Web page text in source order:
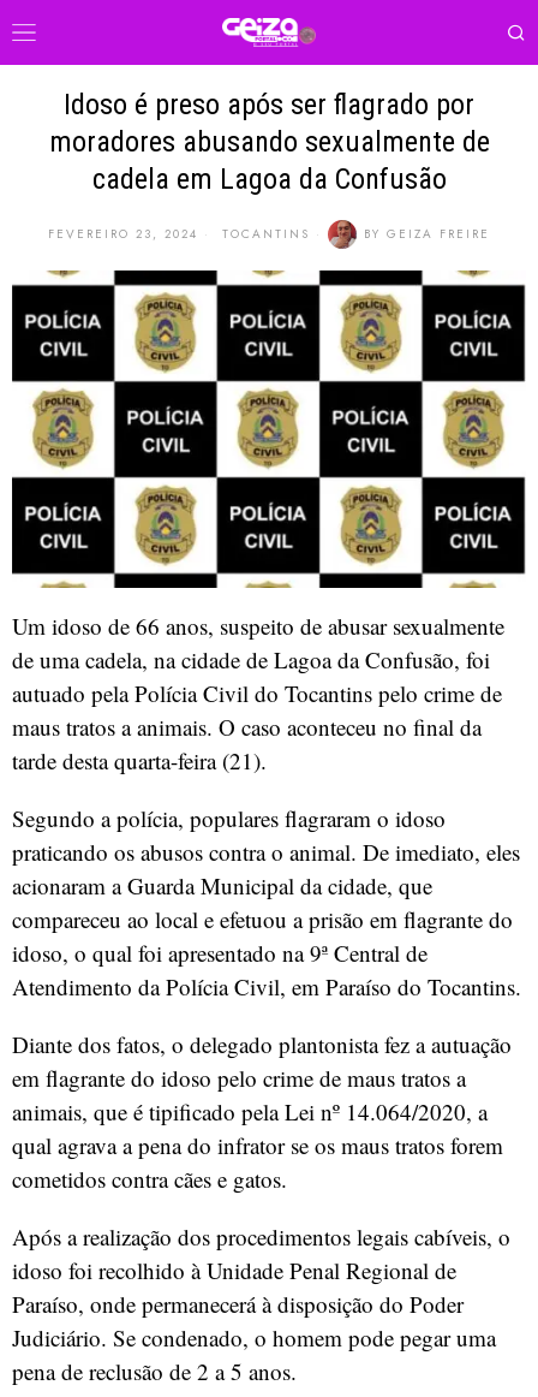
Idoso é preso após ser flagrado por
moradores abusando sexualmente de
cadela em Lagoa da Confusão
FEVEREIRO 23, 2024 TOCANTINS BY GEIZA FREIRE
Um idoso de 66 anos, suspeito de abusar sexualmente
de uma cadela, na cidade de Lagoa da Confusão, foi
autuado pela Polícia Civil do Tocantins pelo crime de
maus tratos a animais. O caso aconteceu no final da
tarde desta quarta-feira (21).
Segundo a polícia, populares flagraram o idoso
praticando os abusos contra o animal. De imediato, eles
acionaram a Guarda Municipal da cidade, que
compareceu ao local e efetuou a prisão em flagrante do
idoso, o qual foi apresentado na 9ª Central de
Atendimento da Polícia Civil, em Paraíso do Tocantins.
Diante dos fatos, o delegado plantonista fez a autuação
em flagrante do idoso pelo crime de maus tratos a
animais, que é tipificado pela Lei nº 14.064/2020, a
qual agrava a pena do infrator se os maus tratos forem
cometidos contra cães e gatos.
Após a realização dos procedimentos legais cabíveis, o
idoso foi recolhido à Unidade Penal Regional de
Paraíso, onde permanecerá à disposição do Poder
Judiciário. Se condenado, o homem pode pegar uma
pena de reclusão de 2 a 5 anos.